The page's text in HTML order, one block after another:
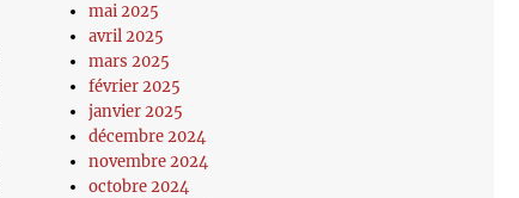
mai 2025
avril 2025
mars 2025
février 2025
janvier 2025
décembre 2024
novembre 2024
octobre 2024